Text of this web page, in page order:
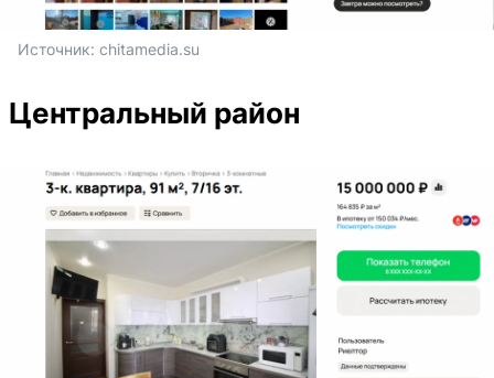
Источник: chitamedia.su
Центральный район